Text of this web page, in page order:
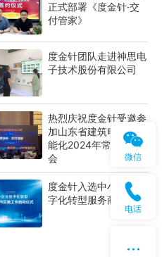
正式部署《度金针·交
付管家》
度金针团队走进神思电
子技术股份有限公司
热烈庆祝度金针受邀参
加山东省建筑电气与智
能化2024年常务理事
会
度金针入选中小企业数
字化转型服务商
微信
电话